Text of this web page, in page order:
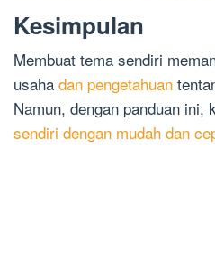
Kesimpulan
Membuat tema sendiri
usaha dan pengetahuan
Namun, dengan panduan ini,
sendiri dengan mudah dan